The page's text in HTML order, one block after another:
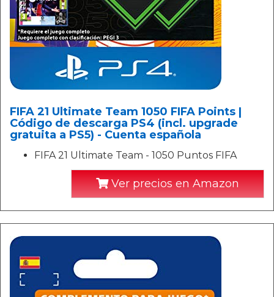
FIFA 21 Ultimate Team 1050 FIFA Points |
Código de descarga PS4 (incl. upgrade
gratuita a PS5) - Cuenta española
FIFA 21 Ultimate Team - 1050 Puntos FIFA
Ver precios en Amazon